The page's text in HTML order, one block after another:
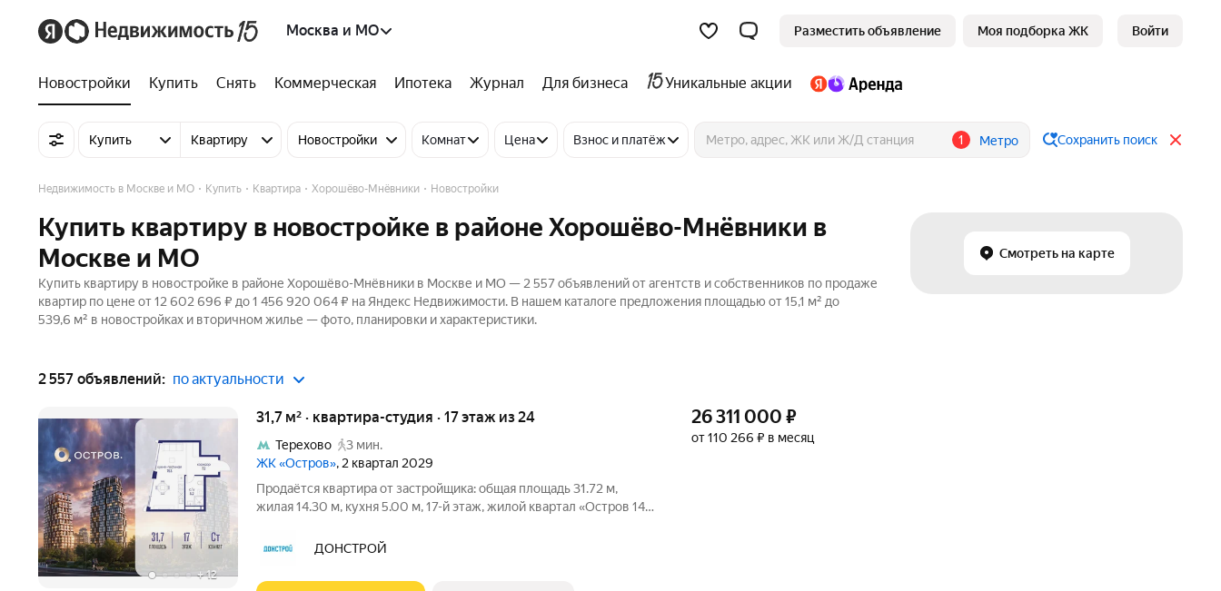
Москва и МО Разместить объявление Моя подборка ЖК Войти
Новостройки Купить Снять Коммерческая Ипотека Журнал Для бизнеса Уникальные акции
Купить Квартиру Новостройки Комнат Цена Взнос и платёж 1 Метро Сохранить поиск
Смотреть на карте
Недвижимость в Москве и МО Купить Квартира Хорошёво-Мнёвники Новостройки
Купить квартиру в новостройке в районе Хорошёво-Мнёвники в
Москве и МО
Купить квартиру в новостройке в районе Хорошёво-Мнёвники в Москве и МО — 2 557 объявлений от агентств и собственников по продаже
квартир по цене от 12 602 696 ₽ до 1 456 920 064 ₽ на Яндекс Недвижимости. В нашем каталоге предложения площадью от 15,1 м² до
539,6 м² в новостройках и вторичном жилье — фото, планировки и характеристики.
2 557 объявлений: по актуальности
+12
31,7 м² · квартира-студия · 17 этаж из 24
Терехово
3 мин.
ЖК «Остров», 2 квартал 2029
Продаётся квартира от застройщика: общая площадь 31.72 м,
жилая 14.30 м, кухня 5.00 м, 17-й этаж, жилой квартал «Остров 14»,
совмещенный санузел. Остров.14 ЧАСТЬ ПРОЕКТА «ОСТРОВ», В
ДОНСТРОЙ
26 311 000 ₽
от 110 266 ₽ в месяц